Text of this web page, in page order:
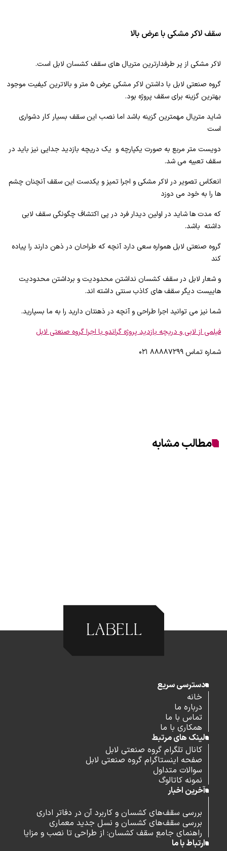
سقف لاکر مشکی با عرض بالا
لاکر مشکی از پر طرفدارترین متریال های سقف کشسان لابل است.
گروه صنعتی لابل با داشتن لاکر مشکی عرض ۵ متر و بالاترین کیفیت موجود
بهترین گزینه برای سقف پروژه بود.
شاید متریال مهمترین گزینه باشد اما نصب این سقف بسیار کار دشواری
است
دویست متر مربع به صورت یکپارچه و یک دریچه بازدید جدایی نیز باید در
سقف تعبیه می شد.
انعکاس تصویر در لاکر مشکی و اجرا تمیز و یکدست این سقف آنچنان چشم
ها را به خود می دوزد
که مدت ها شاید در اولین دیدار فرد در پی اکتشاف چگونگی سقف لابی
داشته باشد.
گروه صنعتی لابل همواره سعی دارد آنچه که طراحان در ذهن دارند را پیاده
کند
و شعار لابل در سقف کشسان نداشتن محدودیت و برداشتن محدودیت
هاییست دیگر سقف های کاذب سنتی داشته اند.
شما نیز می توانید اجرا طراحی و آنچه در ذهنتان دارید را به ما بسپارید.
فیلمی از لابی و دریچه بازدید پروژه گراندو با اجرا گروه صنعتی لابل
شماره تماس ۸۸۸۸۷۲۹۹ ۰۲۱
مطالب مشابه
دسترسی سریع
خانه
درباره ما
تماس با ما
همکاری با ما
لینک های مرتبط
کانال تلگرام گروه صنعتی لابل
صفحه اینستاگرام گروه صنعتی لابل
سوالات متداول
نمونه کاتالوگ
آخرین اخبار
بررسی سقف‌های کشسان و کاربرد آن در دفاتر اداری
بررسی سقف‌های کشسان و نسل جدید معماری
راهنمای جامع سقف کشسان: از طراحی تا نصب و مزایا
ارتباط با ما